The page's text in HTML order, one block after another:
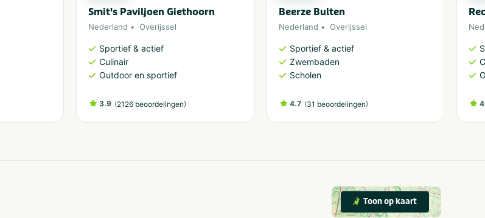
Smit's Paviljoen Giethoorn
Nederland Overijssel
Sportief & actief
Culinair
Outdoor en sportief
3.9 (2126 beoordelingen)
Beerze Bulten
Nederland Overijssel
Sportief & actief
Zwembaden
Scholen
4.7 (31 beoordelingen)
Toon op kaart